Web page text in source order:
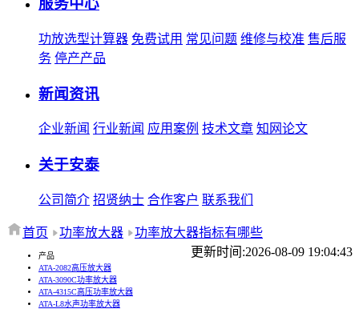
服务中心
功放选型计算器 免费试用 常见问题 维修与校准 售后服
务 停产产品
新闻资讯
企业新闻 行业新闻 应用案例 技术文章 知网论文
关于安泰
公司简介 招贤纳士 合作客户 联系我们
首页 功率放大器
功率放大器指标有哪些
更新时间:2026-08-09 19:04:43
产品
ATA-2082高压放大器
ATA-3090C功率放大器
ATA-4315C高压功率放大器
ATA-L8水声功率放大器